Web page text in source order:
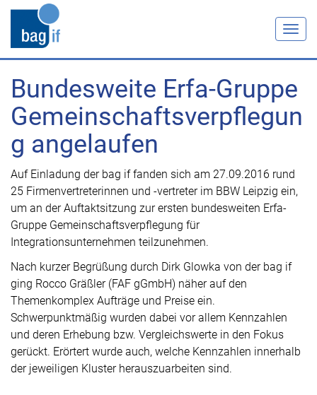
Bundesweite Erfa-Gruppe
Gemeinschaftsverpflegun
g angelaufen
Auf Einladung der bag if fanden sich am 27.09.2016 rund
25 Firmenvertreterinnen und -vertreter im BBW Leipzig ein,
um an der Auftaktsitzung zur ersten bundesweiten Erfa-
Gruppe Gemeinschaftsverpflegung für
Integrationsunternehmen teilzunehmen.
Nach kurzer Begrüßung durch Dirk Glowka von der bag if
ging Rocco Gräßler (FAF gGmbH) näher auf den
Themenkomplex Aufträge und Preise ein.
Schwerpunktmäßig wurden dabei vor allem Kennzahlen
und deren Erhebung bzw. Vergleichswerte in den Fokus
gerückt. Erörtert wurde auch, welche Kennzahlen innerhalb
der jeweiligen Kluster herauszuarbeiten sind.